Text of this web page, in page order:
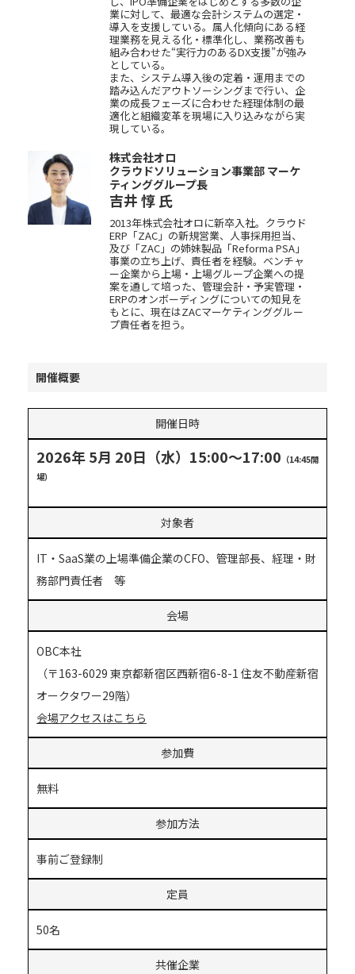
業に対して、最適な会計システムの選定・
導入を支援している。属人化傾向にある経
理業務を見える化・標準化し、業務改善も
組み合わせた“実行力のあるDX支援”が強み
としている。
また、システム導入後の定着・運用までの
踏み込んだアウトソーシングまで行い、企
業の成長フェーズに合わせた経理体制の最
適化と組織変革を現場に入り込みながら実
現している。
株式会社オロ
クラウドソリューション事業部 マーケ
ティンググループ長
吉井 惇 氏
2013年株式会社オロに新卒入社。クラウド
ERP「ZAC」の新規営業、人事採用担当、
及び「ZAC」の姉妹製品「Reforma PSA」
事業の立ち上げ、責任者を経験。ベンチャ
ー企業から上場・上場グループ企業への提
案を通して培った、管理会計・予実管理・
ERPのオンボーディングについての知見を
もとに、現在はZACマーケティンググルー
プ責任者を担う。
開催概要
開催日時
2026年 5月 20日（水）15:00～17:00 （14:45開
場）
対象者
IT・SaaS業の上場準備企業のCFO、管理部長、経理・財
務部門責任者 等
会場
OBC本社
（〒163-6029 東京都新宿区西新宿6-8-1 住友不動産新宿
オークタワー29階）
会場アクセスはこちら
参加費
無料
参加方法
事前ご登録制
定員
50名
共催企業